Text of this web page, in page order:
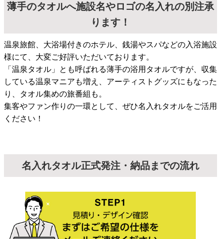
薄手のタオルへ施設名やロゴの名入れの別注承
ります！
温泉旅館、大浴場付きのホテル、銭湯やスパなどの入浴施設
様にて、大変ご好評いただいております。
「温泉タオル」とも呼ばれる薄手の浴用タオルですが、収集
している温泉マニアも増え、アーティストグッズにもなった
り、タオル集めの旅番組も。
集客やファン作りの一環として、ぜひ名入れタオルをご活用
ください！
名入れタオル正式発注・納品までの流れ